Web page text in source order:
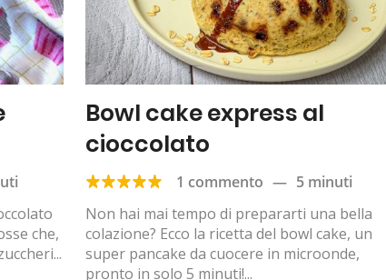
che,
Bowl cake express al
cioccolato
1 commento — 5 minuti
Non hai mai tempo di prepararti una bella
colazione? Ecco la ricetta del bowl cake, un
super pancake da cuocere in microonde,
pronto in solo 5 minuti!...